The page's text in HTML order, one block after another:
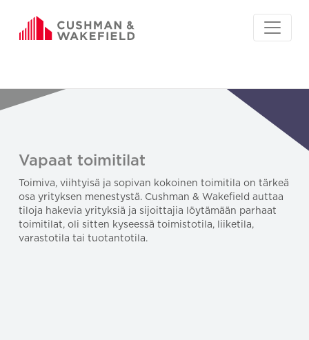
Vapaat toimitilat
Toimiva, viihtyisä ja sopivan kokoinen toimitila on tärkeä
osa yrityksen menestystä. Cushman & Wakefield auttaa
tiloja hakevia yrityksiä ja sijoittajia löytämään parhaat
toimitilat, oli sitten kyseessä toimistotila, liiketila,
varastotila tai tuotantotila.